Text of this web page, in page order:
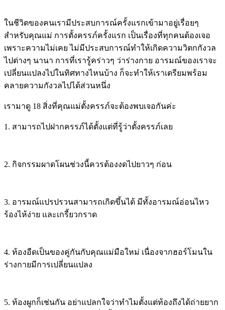
ในชีวิตของคนเรามีประสบการณ์ครั้งแรกเข้ามาอยู่เรื่อยๆ
สำหรับคุณแม่ การตั้งครรภ์ครั้งแรก เป็นเรื่องที่ทุกคนต้องเจอ
เพราะความไม่เคย ไม่มีประสบการณ์ทำให้เกิดความวิตกกังวล
ไปต่างๆ นานา การที่เรารู้คร่าวๆ ว่าร่างกาย อารมณ์ของเราจะ
เปลี่ยนแปลงไปในทิศทางไหนบ้าง ก็จะทำให้เราเตรียมพร้อม
คลายความกังวลไปได้ส่วนหนึ่ง
เรามาดู 18 สิ่งที่คุณแม่ตั้งครรภ์จะต้องพบเจอกันค่ะ
1. สามารถไปฝากครรภ์ได้ตั้งแต่ที่รู้ว่าตั้งครรภ์เลย
2. กิจกรรมผาดโผนช่วงนี้ควรต้องงดไปยาวๆ ก่อน
3. อารมณ์แปรปรวนสามารถเกิดขึ้นได้ มีทั้งอารมณ์อ่อนไหว
ร้องไห้ง่าย และเกรี้ยวกราด
4. ท้องอืดเป็นของคู่กันกับคุณแม่มือใหม่ เนื่องจากฮอร์โมนใน
ร่างกายมีการเปลี่ยนแปลง
5. ท้องผูกก็เช่นกัน อย่าแปลกใจว่าทำไมตั้งแต่ท้องถึงได้ถ่ายยาก